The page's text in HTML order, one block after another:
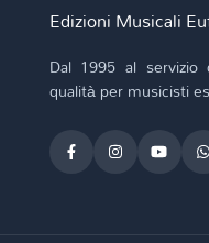
Edizioni Musicali
Dal 1995 al servizio
qualità per musicisti